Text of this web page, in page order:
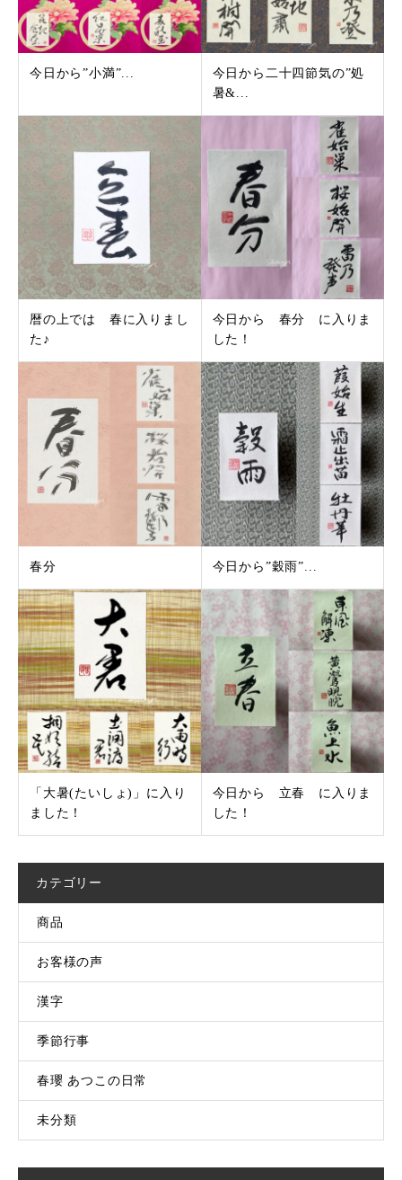
今日から”小満”...
今日から二十四節気の”処
暑&...
暦の上では 春に入りまし
た♪
今日から 春分 に入りま
した！
春分 今日から”穀雨”...
「大暑(たいしょ)」に入り
ました！
今日から 立春 に入りま
した！
カテゴリー
商品
お客様の声
漢字
季節行事
春瓔 あつこの日常
未分類